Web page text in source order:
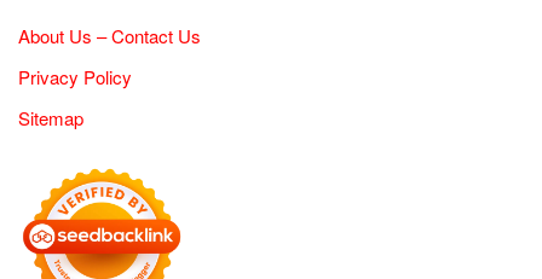
About Us – Contact Us
Privacy Policy
Sitemap